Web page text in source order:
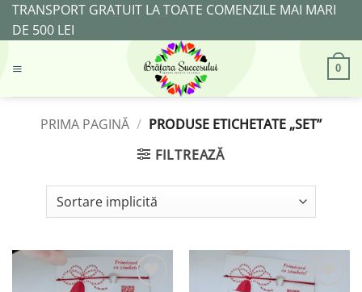
SkipTRANSPORT GRATUIT LA TOATE COMENZILE MAI MARI
DE 500 LEI
0
PRIMA PAGINĂ / PRODUSE ETICHETATE „SET”
FILTREAZĂ